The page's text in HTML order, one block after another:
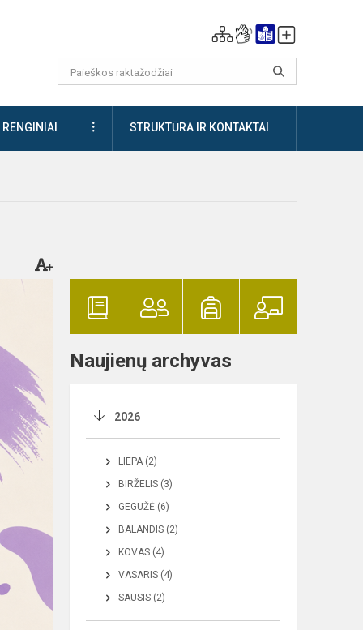
RENGINIAI DAUGIAUSTRUKTŪRA IR KONTAKTAI
Naujienų archyvas
2026
LIEPA (2)
BIRŽELIS (3)
GEGUŽĖ (6)
BALANDIS (2)
KOVAS (4)
VASARIS (4)
SAUSIS (2)